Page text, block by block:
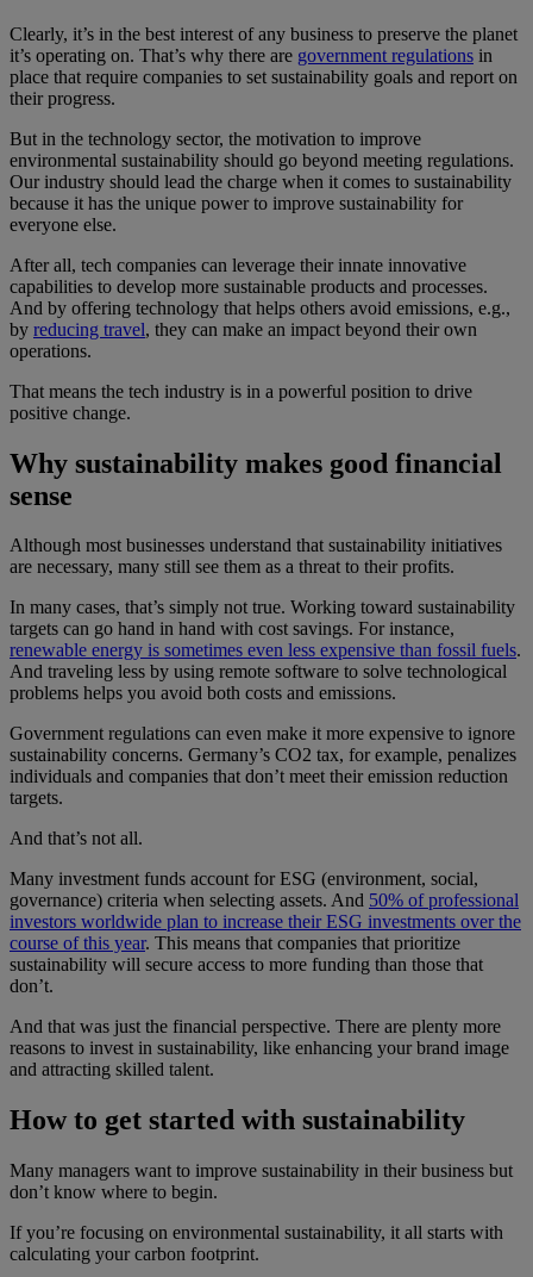
Clearly, it’s in the best interest of any business to preserve the planet
it’s operating on. That’s why there are government regulations in
place that require companies to set sustainability goals and report on
their progress.
But in the technology sector, the motivation to improve
environmental sustainability should go beyond meeting regulations.
Our industry should lead the charge when it comes to sustainability
because it has the unique power to improve sustainability for
everyone else.
After all, tech companies can leverage their innate innovative
capabilities to develop more sustainable products and processes.
And by offering technology that helps others avoid emissions, e.g.,
by reducing travel, they can make an impact beyond their own
operations.
That means the tech industry is in a powerful position to drive
positive change.
Why sustainability makes good financial
sense
Although most businesses understand that sustainability initiatives
are necessary, many still see them as a threat to their profits.
In many cases, that’s simply not true. Working toward sustainability
targets can go hand in hand with cost savings. For instance,
renewable energy is sometimes even less expensive than fossil fuels.
And traveling less by using remote software to solve technological
problems helps you avoid both costs and emissions.
Government regulations can even make it more expensive to ignore
sustainability concerns. Germany’s CO2 tax, for example, penalizes
individuals and companies that don’t meet their emission reduction
targets.
And that’s not all.
Many investment funds account for ESG (environment, social,
governance) criteria when selecting assets. And 50% of professional
investors worldwide plan to increase their ESG investments over the
course of this year. This means that companies that prioritize
sustainability will secure access to more funding than those that
don’t.
And that was just the financial perspective. There are plenty more
reasons to invest in sustainability, like enhancing your brand image
and attracting skilled talent.
How to get started with sustainability
Many managers want to improve sustainability in their business but
don’t know where to begin.
If you’re focusing on environmental sustainability, it all starts with
calculating your carbon footprint.